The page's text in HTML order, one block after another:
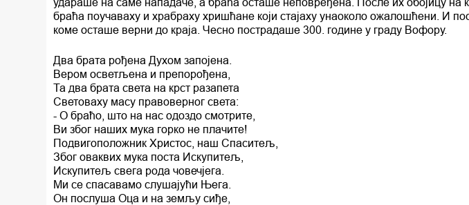
браћа поучаваху и храбраху хришћане који стајаху унаоколо ожалошћени. И
коме осташе верни до краја. Чесно пострадаше 300. године у граду Вофору.
Два брата рођена Духом запојена.
Вером осветљена и препорођена,
Та два брата света на крст разапета
Световаху масу правоверног света:
- O браћо, што на нас одоздо смотрите,
Ви због наших мука горко не плачите!
Подвигоположник Христос, наш Спаситељ,
Због оваквих мука поста Искупитељ,
Искупитељ свега рода човечјега.
Ми се спасавамо слушајући Њега.
Он послуша Оца и на земљу сиђе,